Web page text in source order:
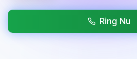
Ring Nu